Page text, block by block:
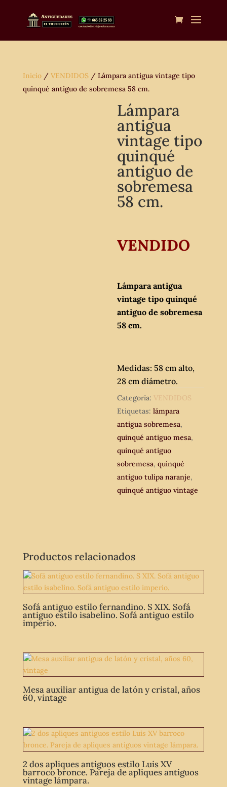
Inicio/ VENDIDOS/ Lámpara antigua vintage tipo
quinqué antiguo de sobremesa 58 cm.
Lámpara
antigua
vintage tipo
quinqué
antiguo de
sobremesa
58 cm.
VENDIDO
Lámpara antigua
vintage tipo quinqué
antiguo de sobremesa
58 cm.
Medidas: 58 cm alto,
28 cm diámetro.
Categoría: VENDIDOS
Etiquetas:lámpara
antigua sobremesa,
quinqué antiguo mesa,
quinqué antiguo
sobremesa,quinqué
antiguo tulipa naranje,
quinqué antiguo vintage
Productos relacionados
Sofá antiguo estilo fernandino. S XIX. Sofá
antiguo estilo isabelino. Sofá antiguo estilo
imperio.
Mesa auxiliar antigua de latón y cristal, años
60, vintage
2 dos apliques antiguos estilo Luis XV
barroco bronce. Pareja de apliques antiguos
vintage lámpara.